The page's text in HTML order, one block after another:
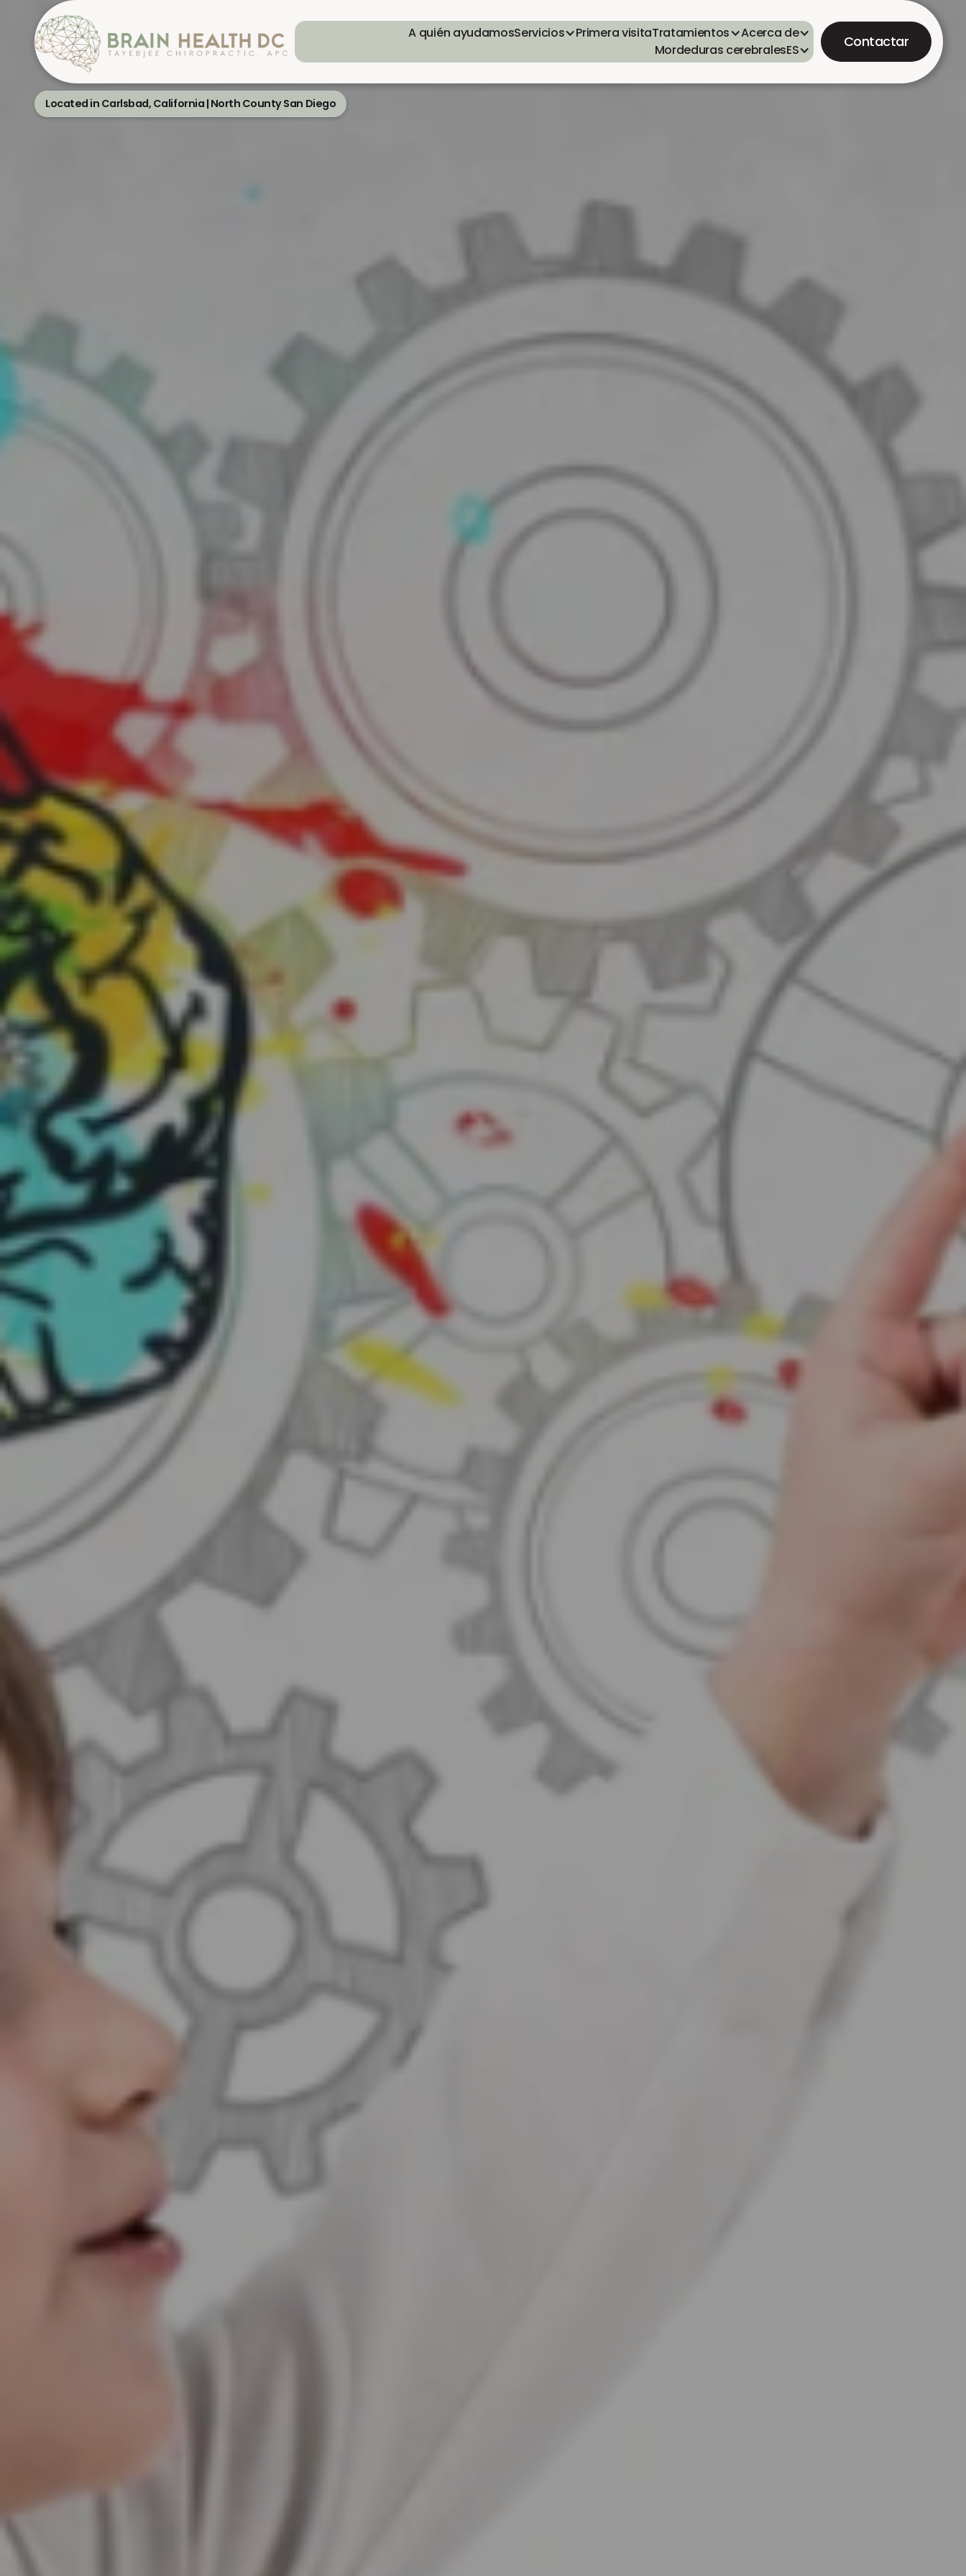
A quién ayudamosServicios Primera visitaTratamientos
Acerca de
Mordeduras cerebralesES Contactar
Located in Carlsbad, California | North County San Diego